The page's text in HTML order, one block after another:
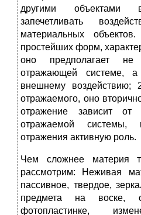
другими объектами
запечетливать
материальных
простейших форм,
оно предполагает
отражающей системе, а
внешнему воздействию;
отражаемого, оно
отражение зависит от
отражаемой
отражения активную роль.
Чем сложнее материя
рассмотрим: Неживая
пассивное, твердое,
предмета на воске,
фотопластинке,